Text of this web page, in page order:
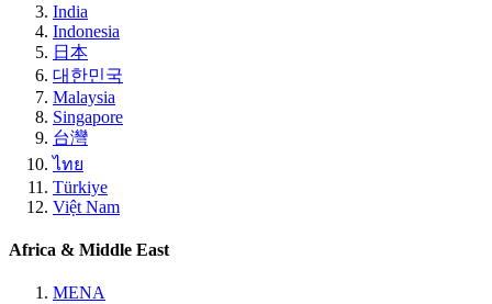
India
Indonesia
日本
대한민국
Malaysia
Singapore
台灣
ไทย
Türkiye
Việt Nam
Africa & Middle East
MENA